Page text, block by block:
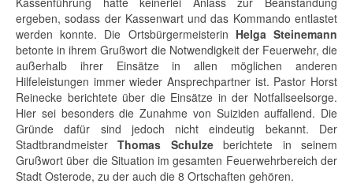
ergeben, sodass der Kassenwart und das Kommando entlastet
werden konnte. Die Ortsbürgermeisterin Helga Steinemann
betonte in ihrem Grußwort die Notwendigkeit der Feuerwehr, die
außerhalb ihrer Einsätze in allen möglichen anderen
Hilfeleistungen immer wieder Ansprechpartner ist. Pastor Horst
Reinecke berichtete über die Einsätze in der Notfallseelsorge.
Hier sei besonders die Zunahme von Suiziden auffallend. Die
Gründe dafür sind jedoch nicht eindeutig bekannt. Der
StadtbrandmeisterThomas Schulzeberichtete in seinem
Grußwort über die Situation im gesamten Feuerwehrbereich der
Stadt Osterode, zu der auch die 8 Ortschaften gehören.